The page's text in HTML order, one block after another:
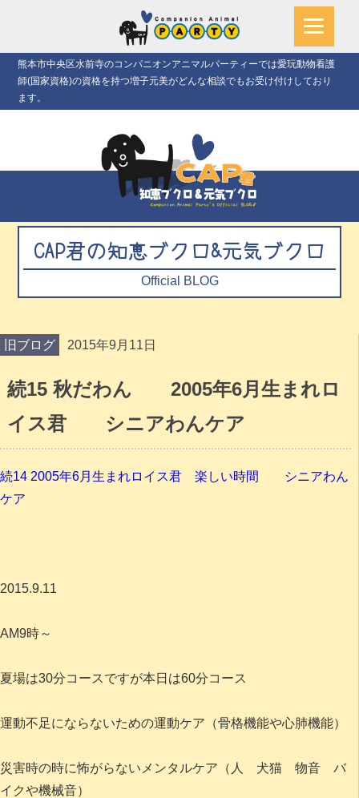
熊本市中央区水前寺のコンパニオンアニマルパーティーでは愛玩動物看護
師(国家資格)の資格を持つ増子元美がどんな相談でもお受け付けしており
ます。
CAP君の知恵ブクロ&元気ブクロ
Official BLOG
旧ブログ 2015年9月11日
続15 秋だわん 2005年6月生まれロ
イス君 シニアわんケア
続14 2005年6月生まれロイス君 楽しい時間 シニアわん
ケア
2015.9.11
AM9時～
夏場は30分コースですが本日は60分コース
運動不足にならないための運動ケア（骨格機能や心肺機能）
災害時の時に怖がらないメンタルケア（人 犬猫 物音 バ
イクや機械音）